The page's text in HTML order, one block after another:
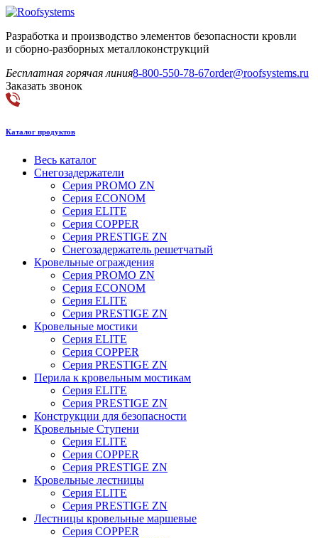
Разработка и производство элементов безопасности кровли
и сборно-разборных металлоконструкций
Бесплатная горячая линия8-800-550-78-67order@roofsystems.ru
Заказать звонок
Каталог продуктов
Весь каталог
Снегозадержатели
Серия PROMO ZN
Серия ECONOM
Серия ELITE
Серия COPPER
Серия PRESTIGE ZN
Снегозадержатель решетчатый
Кровельные ограждения
Серия PROMO ZN
Серия ECONOM
Серия ELITE
Серия PRESTIGE ZN
Кровельные мостики
Серия ELITE
Серия COPPER
Серия PRESTIGE ZN
Перила к кровельным мостикам
Серия ELITE
Серия PRESTIGE ZN
Конструкции для безопасности
Кровельные Ступени
Серия ELITE
Серия COPPER
Серия PRESTIGE ZN
Кровельные лестницы
Серия ELITE
Серия PRESTIGE ZN
Лестницы кровельные маршевые
Серия COPPER